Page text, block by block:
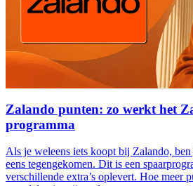
Zalando punten: zo werkt het
programma
Als je weleens iets koopt bij Zalando,
eens tegengekomen. Dit is een
verschillende extra’s oplevert. Hoe meer